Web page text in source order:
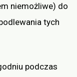
niemożliwe) do
tych
podczas